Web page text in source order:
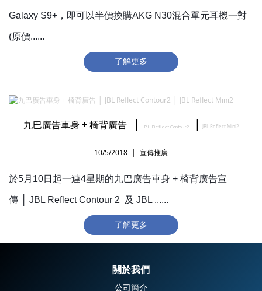
Galaxy S9+，即可以半價換購AKG N30混合單元耳機一對
(原價......
了解更多
九巴廣告車身 + 椅背廣告│ JBL Reflect Contour2 JBL Reflect Mini2
10/5/2018 │ 宣傳推廣
於5月10日起一連4星期的九巴廣告車身 + 椅背廣告宣
傳 JBL Reflect Contour 2 及 JBL ......
了解更多
關於我們
公司簡介